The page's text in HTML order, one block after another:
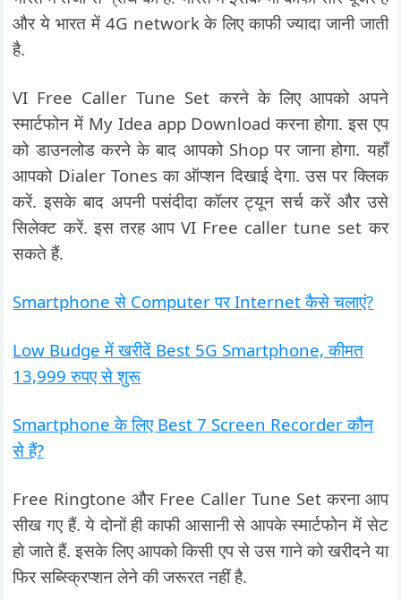
और ये भारत में 4G network के लिए काफी ज्यादा जानी जाती
है.
VI Free Caller Tune Set करने के लिए आपको अपने
स्मार्टफोन में My Idea app Download करना होगा. इस एप
को डाउनलोड करने के बाद आपको Shop पर जाना होगा. यहाँ
आपको Dialer Tones का ऑप्शन दिखाई देगा. उस पर क्लिक
करें. इसके बाद अपनी पसंदीदा कॉलर ट्यून सर्च करें और उसे
सिलेक्ट करें. इस तरह आप VI Free caller tune set कर
सकते हैं.
Smartphone से Computer पर Internet कैसे चलाएं?
Low Budge में खरीदें Best 5G Smartphone, कीमत
13,999 रुपए से शुरू
Smartphone के लिए Best 7 Screen Recorder कौन
से हैं?
Free Ringtone और Free Caller Tune Set करना आप
सीख गए हैं. ये दोनों ही काफी आसानी से आपके स्मार्टफोन में सेट
हो जाते हैं. इसके लिए आपको किसी एप से उस गाने को खरीदने या
फिर सब्स्क्रिप्शन लेने की जरूरत नहीं है.